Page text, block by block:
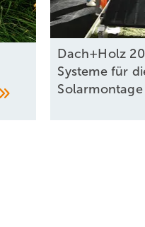
Dach+Holz
Systeme für
Solarmontage